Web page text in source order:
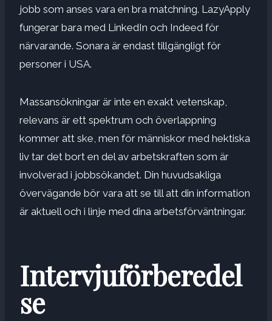
jobb som anses vara en bra matchning. LazyApply
fungerar bara med LinkedIn och Indeed för
närvarande. Sonara är endast tillgängligt för
personer i USA.
Massansökningar är inte en exakt vetenskap,
relevans är ett spektrum och överlappning
kommer att ske, men för människor med hektiska
liv tar det bort en del av arbetskraften som är
involverad i jobbsökandet. Din huvudsakliga
övervägande bör vara att se till att din information
är aktuell och i linje med dina arbetsförväntningar.
Intervjuförberedel
se